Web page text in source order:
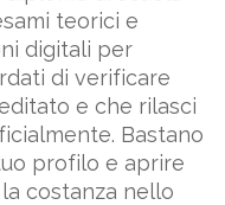
teorici e
digitali per
di verificare
e che rilasci
Bastano
profilo e aprire
costanza nello